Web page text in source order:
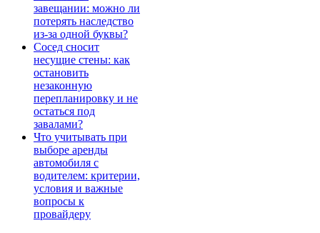
завещании: можно ли
потерять наследство
из-за одной буквы?
Сосед сносит
несущие стены: как
остановить
незаконную
перепланировку и не
остаться под
завалами?
Что учитывать при
выборе аренды
автомобиля с
водителем: критерии,
условия и важные
вопросы к
провайдеру